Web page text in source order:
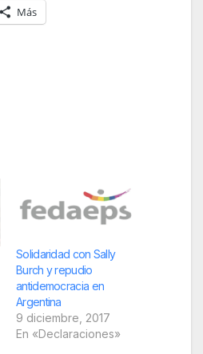
Más
Solidaridad con Sally
Burch y repudio
antidemocracia en
Argentina
9 diciembre, 2017
En «Declaraciones»